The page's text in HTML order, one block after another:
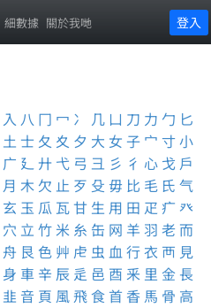
細數據 關於我哋 登入
入 八 冂 冖 冫 几 凵 刀 力 勹 匕
土 士 夂 夊 夕 大 女 子 宀 寸小
广 廴廾 弋 弓 彐 彡 彳 心 戈 戶
月 木欠 止 歹 殳 毋 比 毛 氏 气
玄 玉 瓜 瓦甘 生 用 田 疋 疒 癶
穴 立 竹米 糸 缶 网 羊 羽 老 而
舟 艮 色 艸 虍 虫 血行衣 襾 見
身 車 辛 辰 辵 邑 酉 釆 里 金 長
韭 音 頁 風飛食首 香 馬 骨 高